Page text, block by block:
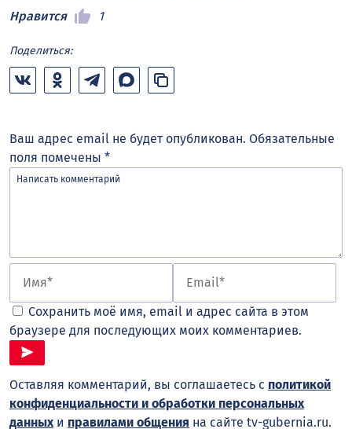
Нравится
1
Поделиться:
Ваш адрес email не будет опубликован. Обязательные
поля помечены *
Сохранить моё имя, email и адрес сайта в этом
браузере для последующих моих комментариев.
Оставляя комментарий, вы соглашаетесь с политикой
конфиденциальности и обработки персональных
данных и правилами общения на сайте tv-gubernia.ru.